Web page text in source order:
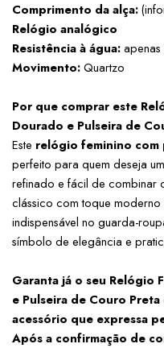
Comprimento da alça:
Relógio analógico
Resistência à água:
Movimento: Quartzo
Por que comprar este
Dourado e Pulseira de
Este relógio feminino
perfeito para quem deseja
refinado e fácil de combinar
clássico com toque
indispensável no guarda-
símbolo de elegância e
Garanta já o seu Relógio
e Pulseira de Couro
acessório que expressa
Após a confirmação de